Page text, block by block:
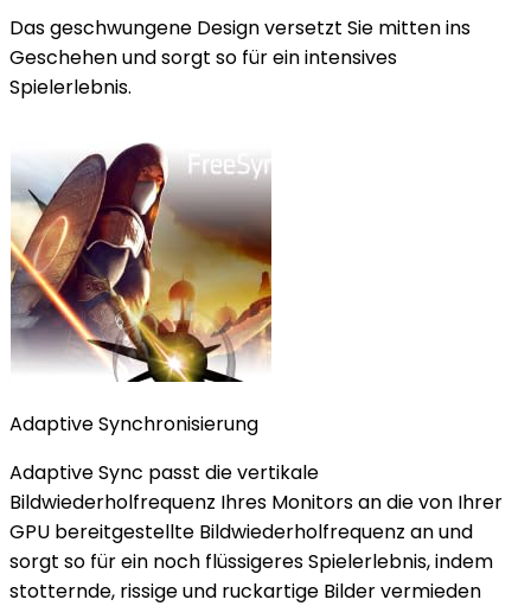
Das geschwungene Design versetzt Sie mitten ins
Geschehen und sorgt so für ein intensives
Spielerlebnis.
Adaptive Synchronisierung
Adaptive Sync passt die vertikale
Bildwiederholfrequenz Ihres Monitors an die von Ihrer
GPU bereitgestellte Bildwiederholfrequenz an und
sorgt so für ein noch flüssigeres Spielerlebnis, indem
stotternde, rissige und ruckartige Bilder vermieden